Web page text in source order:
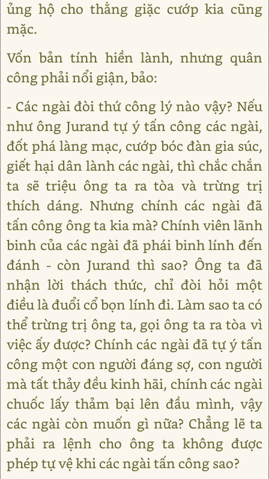
ủng hộ cho thằng giặc cướp kia cũng
mặc.
Vốn bản tính hiền lành, nhưng quân
công phải nổi giận, bảo:
- Các ngài đòi thứ công lý nào vậy? Nếu
như ông Jurand tự ý tấn công các ngài,
đốt phá làng mạc, cướp bóc đàn gia súc,
giết hại dân lành các ngài, thì chắc chắn
ta sẽ triệu ông ta ra tòa và trừng trị
thích dáng. Nhưng chính các ngài đã
tấn công ông ta kia mà? Chính viên lãnh
binh của các ngài đã phái binh lính đến
đánh - còn Jurand thì sao? Ông ta đã
nhận lời thách thức, chỉ đòi hỏi một
điều là đuổi cổ bọn lính đi. Làm sao ta có
thể trừng trị ông ta, gọi ông ta ra tòa vì
việc ấy được? Chính các ngài đã tự ý tấn
công một con người đáng sợ, con người
mà tất thảy đều kinh hãi, chính các ngài
chuốc lấy thảm bại lên đầu mình, vậy
các ngài còn muốn gì nữa? Chẳng lẽ ta
phải ra lệnh cho ông ta không được
phép tự vệ khi các ngài tấn công sao?